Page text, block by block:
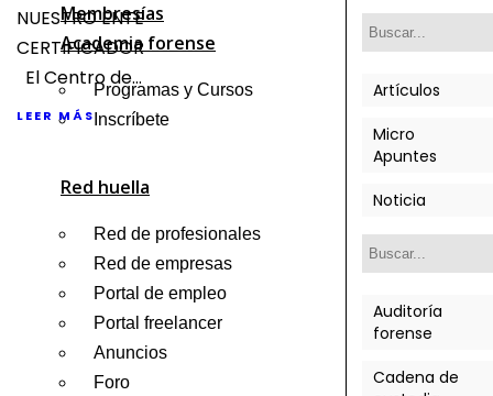
Membresías
Academia forense
Programas y Cursos
Inscríbete
Red huella
Red de profesionales
Red de empresas
Portal de empleo
Portal freelancer
Anuncios
Foro
NUESTRO ENTE
CERTIFICADOR
El Centro de
Investigación
Seguridad
Cibernética
(CIC) es un
centro de
investigación
afiliado a...
LEER MÁS
Artículos
Micro
Apuntes
Noticia
Auditoría
forense
Cadena de